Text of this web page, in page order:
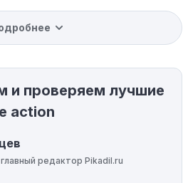
случаях интересующий
уже со скидкой. Некоторые
скидки и акции напрямую, без
промокода:
распространяются только на
бренды или категории. Если вы
код к товару, не
он не сработает.
и проверяем лучшие
action
редактор Pikadil.ru